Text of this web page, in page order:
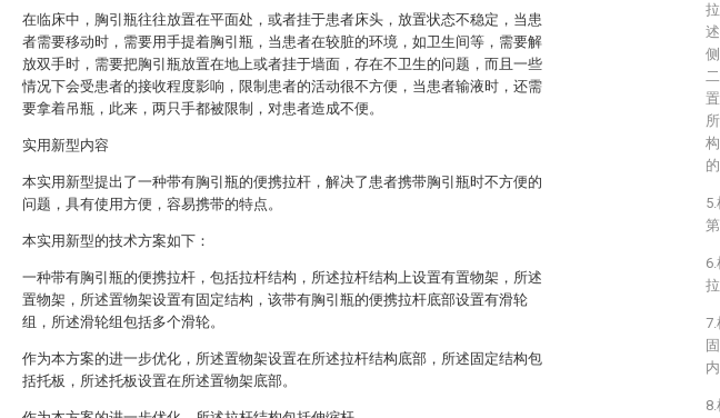
在临床中，胸引瓶往往放置在平面处，或者挂于患者床头，放置状态不稳定，当患
者需要移动时，需要用手提着胸引瓶，当患者在较脏的环境，如卫生间等，需要解
放双手时，需要把胸引瓶放置在地上或者挂于墙面，存在不卫生的问题，而且一些
情况下会受患者的接收程度影响，限制患者的活动很不方便，当患者输液时，还需
要拿着吊瓶，此来，两只手都被限制，对患者造成不便。
实用新型内容
本实用新型提出了一种带有胸引瓶的便携拉杆，解决了患者携带胸引瓶时不方便的
问题，具有使用方便，容易携带的特点。
本实用新型的技术方案如下：
一种带有胸引瓶的便携拉杆，包括拉杆结构，所述拉杆结构上设置有置物架，所述
置物架，所述置物架设置有固定结构，该带有胸引瓶的便携拉杆底部设置有滑轮
组，所述滑轮组包括多个滑轮。
作为本方案的进一步优化，所述置物架设置在所述拉杆结构底部，所述固定结构包
括托板，所述托板设置在所述置物架底部。
内